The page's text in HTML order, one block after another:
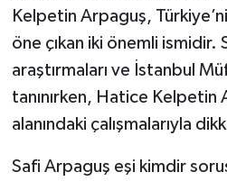
Kelpetin Arpaguş,
öne çıkan iki önemli
araştırmaları ve İstanbul
tanınırken, Hatice Kelpetin
alanındaki çalışmalarıyla
Safi Arpaguş eşi kimdir